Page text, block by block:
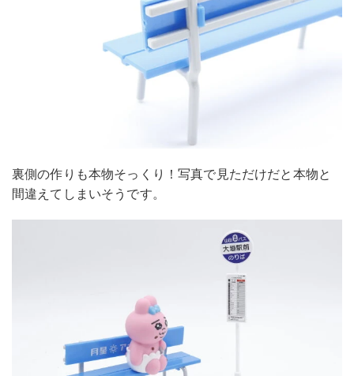
裏側の作りも本物そっくり！写真で見ただけだと本物と
間違えてしまいそうです。